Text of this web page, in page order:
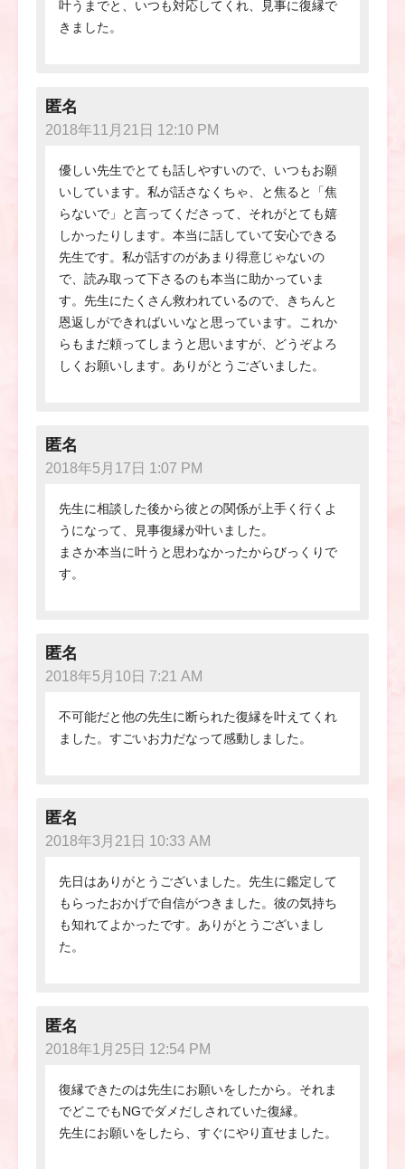
叶うまでと、いつも対応してくれ、見事に復縁で
きました。
匿名
2018年11月21日 12:10 PM
優しい先生でとても話しやすいので、いつもお願
いしています。私が話さなくちゃ、と焦ると「焦
らないで」と言ってくださって、それがとても嬉
しかったりします。本当に話していて安心できる
先生です。私が話すのがあまり得意じゃないの
で、読み取って下さるのも本当に助かっていま
す。先生にたくさん救われているので、きちんと
恩返しができればいいなと思っています。これか
らもまだ頼ってしまうと思いますが、どうぞよろ
しくお願いします。ありがとうございました。
匿名
2018年5月17日 1:07 PM
先生に相談した後から彼との関係が上手く行くよ
うになって、見事復縁が叶いました。
まさか本当に叶うと思わなかったからびっくりで
す。
匿名
2018年5月10日 7:21 AM
不可能だと他の先生に断られた復縁を叶えてくれ
ました。すごいお力だなって感動しました。
匿名
2018年3月21日 10:33 AM
先日はありがとうございました。先生に鑑定して
もらったおかげで自信がつきました。彼の気持ち
も知れてよかったです。ありがとうございまし
た。
匿名
2018年1月25日 12:54 PM
復縁できたのは先生にお願いをしたから。それま
でどこでもNGでダメだしされていた復縁。
先生にお願いをしたら、すぐにやり直せました。